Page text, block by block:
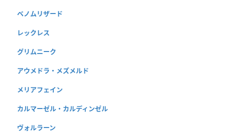
ベノムリザード
レックレス
グリムニーク
アウメドラ・メズメルド
メリアフェイン
カルマーゼル・カルディンゼル
ヴォルラーン